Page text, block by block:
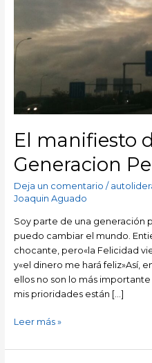
El manifiesto
Generacion
Deja un comentario /
Joaquin Aguado
Soy parte de una generación
puedo cambiar el mundo.
chocante, pero«la Felicidad
y«el dinero me hará feliz»Así,
ellos no son lo más
mis prioridades están […]
Leer más »